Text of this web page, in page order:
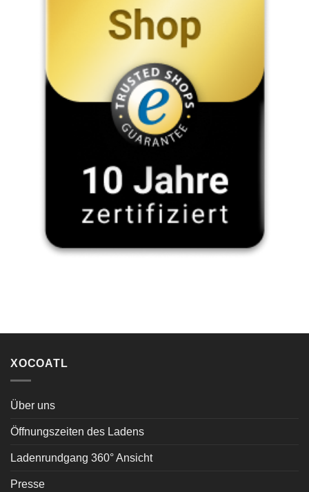
XOCOATL
Über uns
Öffnungszeiten des Ladens
Ladenrundgang 360° Ansicht
Presse